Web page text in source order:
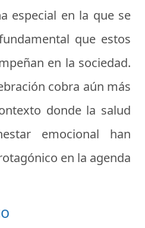
especial en la que se
que estos
en la sociedad.
cobra aún más
donde la salud
emocional han
en la agenda